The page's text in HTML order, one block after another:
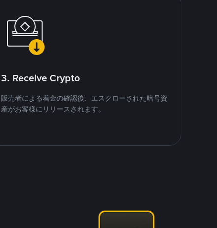
3. Receive Crypto
販売者による着金の確認後、エスクローされた暗号資
産がお客様にリリースされます。